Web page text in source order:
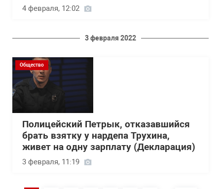
4 февраля, 12:02
3 февраля 2022
Общество
Полицейский Петрык, отказавшийся
брать взятку у нардепа Трухина,
живет на одну зарплату (Декларация)
3 февраля, 11:19